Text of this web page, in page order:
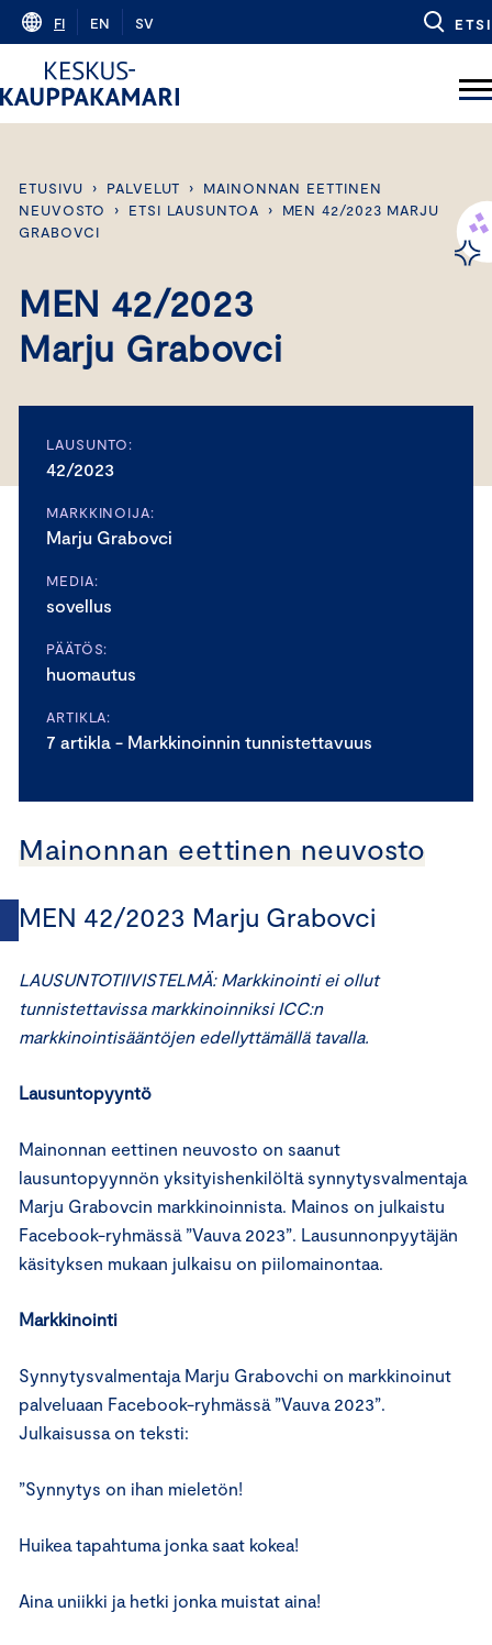
Skip
content
FI EN SV ETSI
ETUSIVU › PALVELUT ›
MAINONNAN EETTINEN
NEUVOSTO
› ETSI LAUSUNTOA ›
MEN 42/2023 MARJU
GRABOVCI
MEN 42/2023
Marju Grabovci
LAUSUNTO:
42/2023
MARKKINOIJA:
Marju Grabovci
MEDIA:
sovellus
PÄÄTÖS:
huomautus
ARTIKLA:
7 artikla - Markkinoinnin tunnistettavuus
Mainonnan eettinen neuvosto
MEN 42/2023 Marju Grabovci
LAUSUNTOTIIVISTELMÄ: Markkinointi ei ollut
tunnistettavissa markkinoinniksi ICC:n
markkinointisääntöjen edellyttämällä tavalla.
Lausuntopyyntö
Mainonnan eettinen neuvosto on saanut
lausuntopyynnön yksityishenkilöltä synnytysvalmentaja
Marju Grabovcin markkinoinnista. Mainos on julkaistu
Facebook-ryhmässä ”Vauva 2023”. Lausunnonpyytäjän
käsityksen mukaan julkaisu on piilomainontaa.
Markkinointi
Synnytysvalmentaja Marju Grabovchi on markkinoinut
palveluaan Facebook-ryhmässä ”Vauva 2023”.
Julkaisussa on teksti:
”Synnytys on ihan mieletön!
Huikea tapahtuma jonka saat kokea!
Aina uniikki ja hetki jonka muistat aina!